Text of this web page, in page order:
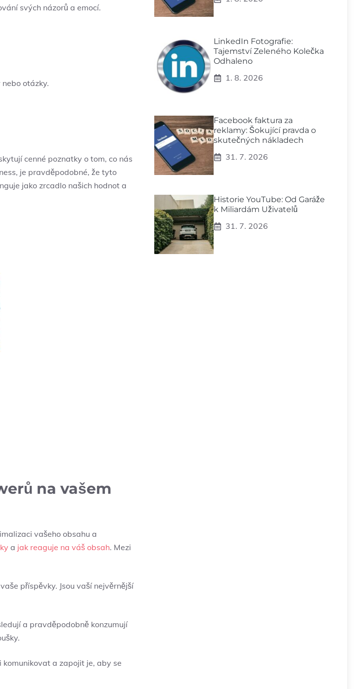
svých názorů a emocí.
⁢otázky.
⁣cenné poznatky o tom, co nás
⁢je pravděpodobné, ⁢že tyto
jako zrcadlo našich hodnot a
na vašem
⁢vašeho‍ obsahu a
a jak reaguje na váš obsah. Mezi
příspěvky. Jsou vaší⁢ nejvěrnější
a pravděpodobně konzumují
komunikovat a ⁢zapojit je, aby ⁢se
LinkedIn Fotografie:
Tajemství Zeleného Kolečka
Odhaleno
1. 8. 2026
Facebook faktura za
reklamy: Šokující pravda o
skutečných nákladech
31. 7. 2026
Historie YouTube: Od Garáže
k Miliardám Uživatelů
31. 7. 2026